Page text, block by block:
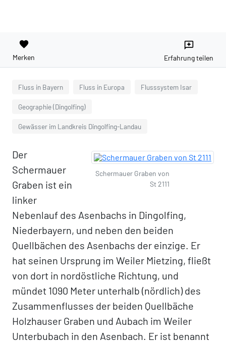
favorite
Merken
reviews
Erfahrung teilen
Fluss in Bayern Fluss in Europa Flusssystem Isar
Geographie (Dingolfing)
Gewässer im Landkreis Dingolfing-Landau
Schermauer Graben von
St 2111
Der
Schermauer
Graben ist ein
linker
Nebenlauf des Asenbachs in Dingolfing,
Niederbayern, und neben den beiden
Quellbächen des Asenbachs der einzige. Er
hat seinen Ursprung im Weiler Mietzing, fließt
von dort in nordöstliche Richtung, und
mündet 1090 Meter unterhalb (nördlich) des
Zusammenflusses der beiden Quellbäche
Holzhauser Graben und Aubach im Weiler
Unterbubach in den Asenbach. Er ist benannt